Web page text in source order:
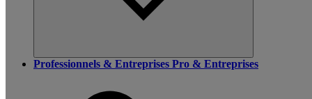
Professionnels & Entreprises Pro & Entreprises